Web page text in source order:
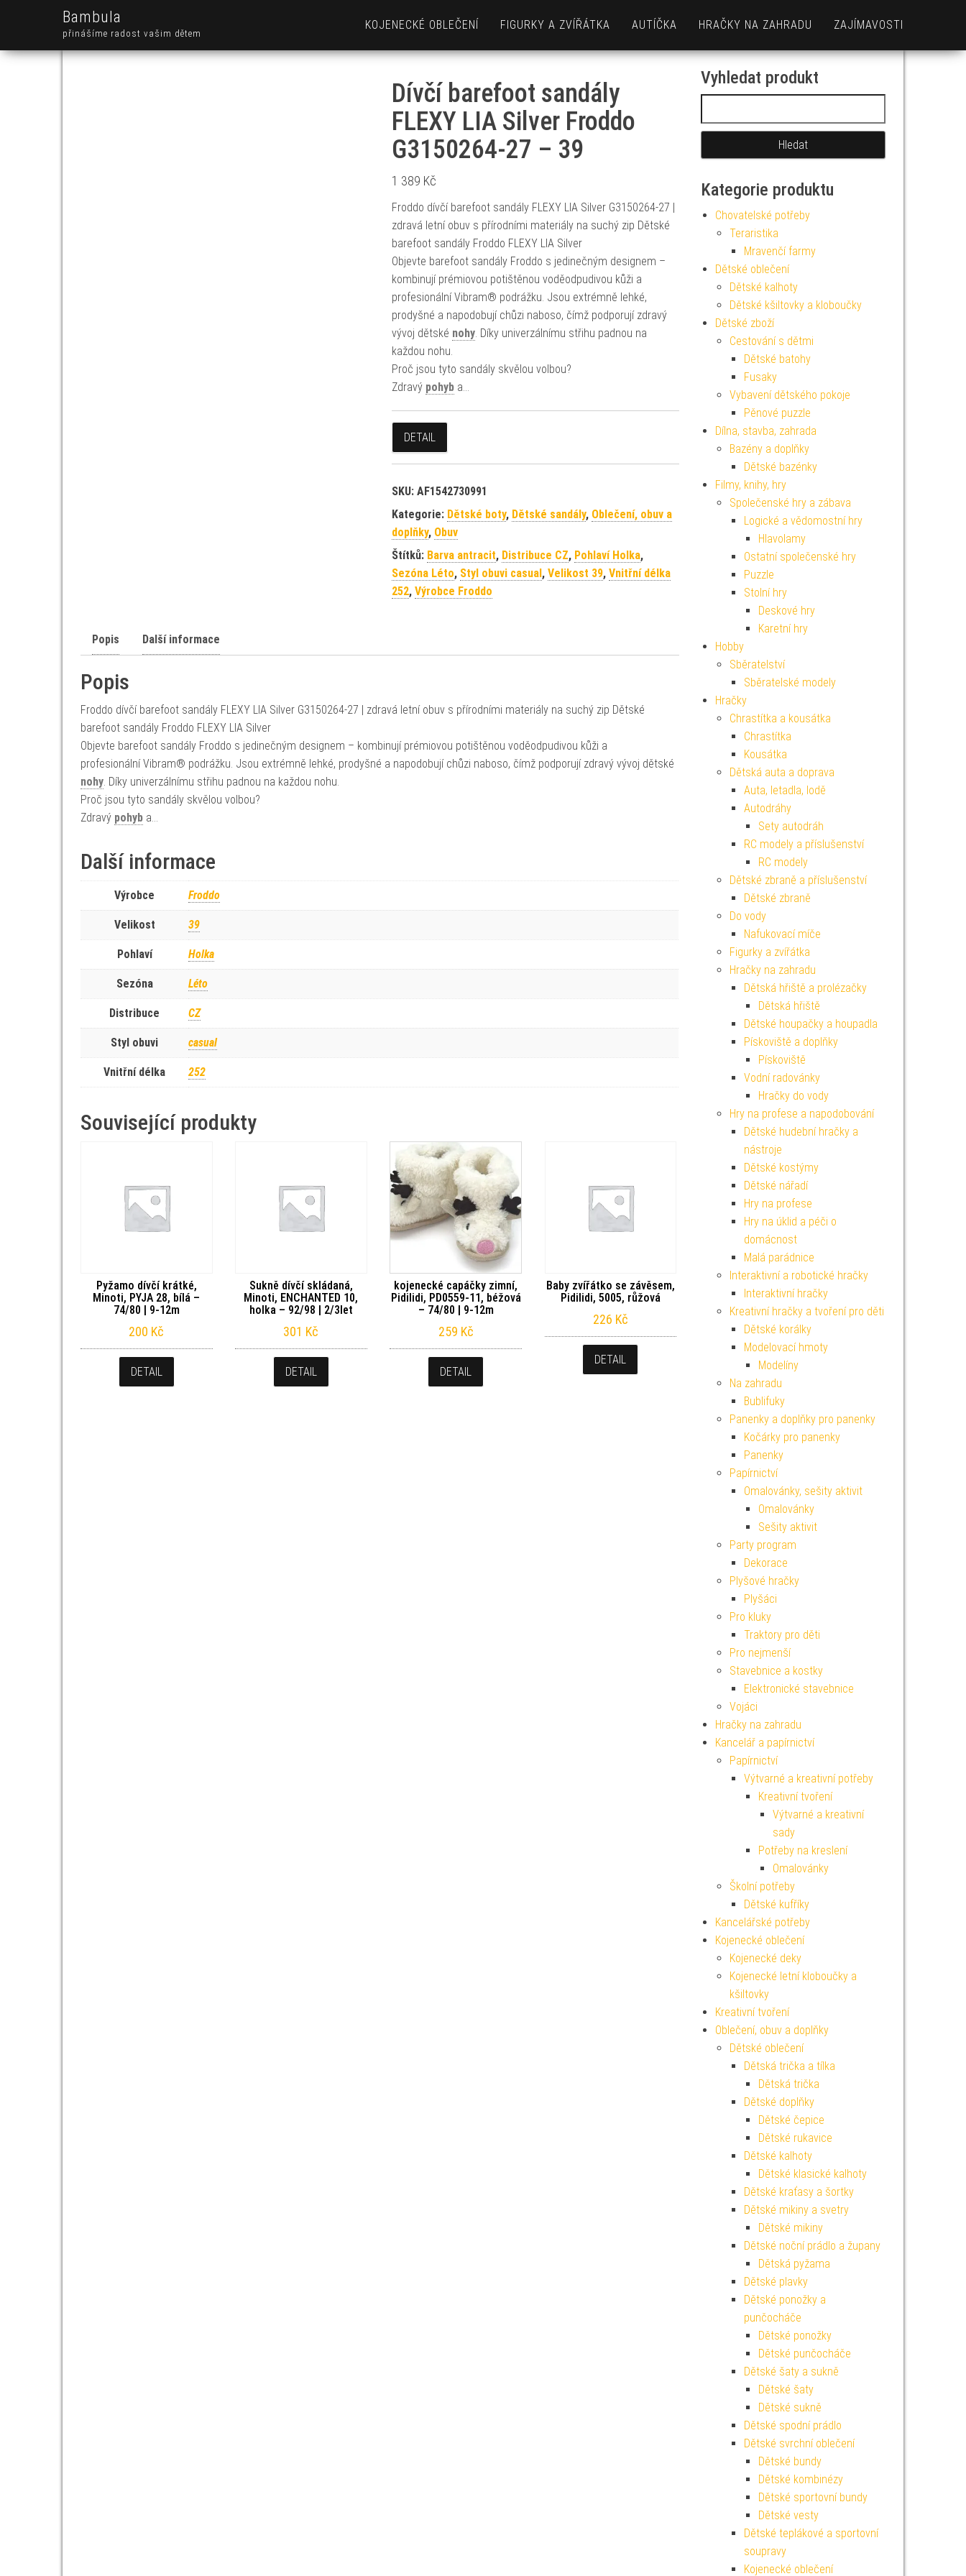
Bambula
přinášíme radost vašim dětem
KOJENECKÉ OBLEČENÍ FIGURKY A ZVÍŘÁTKA AUTÍČKA HRAČKY NA ZAHRADU ZAJÍMAVOSTI
Dívčí barefoot sandály
FLEXY LIA Silver Froddo
G3150264-27 – 39
1 389 Kč
Froddo dívčí barefoot sandály FLEXY LIA Silver G3150264-27 |
zdravá letní obuv s přírodními materiály na suchý zip Dětské
barefoot sandály Froddo FLEXY LIA Silver
Objevte barefoot sandály Froddo s jedinečným designem –
kombinují prémiovou potištěnou voděodpudivou kůži a
profesionální Vibram® podrážku. Jsou extrémně lehké,
prodyšné a napodobují chůzi naboso, čímž podporují zdravý
vývoj dětské nohy. Díky univerzálnímu střihu padnou na
každou nohu.
Proč jsou tyto sandály skvělou volbou?
Zdravý pohyba…
DETAIL
SKU: AF1542730991
Kategorie: Dětské boty, Dětské sandály, Oblečení, obuv a
doplňky, Obuv
Štítků: Barva antracit, Distribuce CZ, Pohlaví Holka,
Sezóna Léto, Styl obuvi casual, Velikost 39, Vnitřní délka
252, Výrobce Froddo
Popis Další informace
Popis
Froddo dívčí barefoot sandály FLEXY LIA Silver G3150264-27 | zdravá letní obuv s přírodními materiály na suchý zip Dětské
barefoot sandály Froddo FLEXY LIA Silver
Objevte barefoot sandály Froddo s jedinečným designem – kombinují prémiovou potištěnou voděodpudivou kůži a
profesionální Vibram® podrážku. Jsou extrémně lehké, prodyšné a napodobují chůzi naboso, čímž podporují zdravý vývoj dětské
nohy. Díky univerzálnímu střihu padnou na každou nohu.
Proč jsou tyto sandály skvělou volbou?
Zdravý pohyb a…
Další informace
Výrobce Froddo
Velikost 39
Pohlaví Holka
Sezóna Léto
Distribuce CZ
Styl obuvi casual
Vnitřní délka 252
Související produkty
Pyžamo dívčí krátké,
Minoti, PYJA 28, bílá –
74/80 | 9-12m
200 Kč
DETAIL
Sukně dívčí skládaná,
Minoti, ENCHANTED 10,
holka – 92/98 | 2/3let
301 Kč
DETAIL
kojenecké capáčky zimní,
Pidilidi, PD0559-11, béžová
– 74/80 | 9-12m
259 Kč
DETAIL
Baby zvířátko se závěsem,
Pidilidi, 5005, růžová
226 Kč
DETAIL
Vyhledat produkt
Kategorie produktu
Chovatelské potřeby
Teraristika
Mravenčí farmy
Dětské oblečení
Dětské kalhoty
Dětské kšiltovky a kloboučky
Dětské zboží
Cestování s dětmi
Dětské batohy
Fusaky
Vybavení dětského pokoje
Pěnové puzzle
Dílna, stavba, zahrada
Bazény a doplňky
Dětské bazénky
Filmy, knihy, hry
Společenské hry a zábava
Logické a vědomostní hry
Hlavolamy
Ostatní společenské hry
Puzzle
Stolní hry
Deskové hry
Karetní hry
Hobby
Sběratelství
Sběratelské modely
Hračky
Chrastítka a kousátka
Chrastítka
Kousátka
Dětská auta a doprava
Auta, letadla, lodě
Autodráhy
Sety autodráh
RC modely a příslušenství
RC modely
Dětské zbraně a příslušenství
Dětské zbraně
Do vody
Nafukovací míče
Figurky a zvířátka
Hračky na zahradu
Dětská hřiště a prolézačky
Dětská hřiště
Dětské houpačky a houpadla
Pískoviště a doplňky
Pískoviště
Vodní radovánky
Hračky do vody
Hry na profese a napodobování
Dětské hudební hračky a
nástroje
Dětské kostýmy
Dětské nářadí
Hry na profese
Hry na úklid a péči o
domácnost
Malá parádnice
Interaktivní a robotické hračky
Interaktivní hračky
Kreativní hračky a tvoření pro děti
Dětské korálky
Modelovací hmoty
Modelíny
Na zahradu
Bublifuky
Panenky a doplňky pro panenky
Kočárky pro panenky
Panenky
Papírnictví
Omalovánky, sešity aktivit
Omalovánky
Sešity aktivit
Party program
Dekorace
Plyšové hračky
Plyšáci
Pro kluky
Traktory pro děti
Pro nejmenší
Stavebnice a kostky
Elektronické stavebnice
Vojáci
Hračky na zahradu
Kancelář a papírnictví
Papírnictví
Výtvarné a kreativní potřeby
Kreativní tvoření
Výtvarné a kreativní
sady
Potřeby na kreslení
Omalovánky
Školní potřeby
Dětské kufříky
Kancelářské potřeby
Kojenecké oblečení
Kojenecké deky
Kojenecké letní kloboučky a
kšiltovky
Kreativní tvoření
Oblečení, obuv a doplňky
Dětské oblečení
Dětská trička a tílka
Dětská trička
Dětské doplňky
Dětské čepice
Dětské rukavice
Dětské kalhoty
Dětské klasické kalhoty
Dětské kraťasy a šortky
Dětské mikiny a svetry
Dětské mikiny
Dětské noční prádlo a župany
Dětská pyžama
Dětské plavky
Dětské ponožky a
punčocháče
Dětské ponožky
Dětské punčocháče
Dětské šaty a sukně
Dětské šaty
Dětské sukně
Dětské spodní prádlo
Dětské svrchní oblečení
Dětské bundy
Dětské kombinézy
Dětské sportovní bundy
Dětské vesty
Dětské teplákové a sportovní
soupravy
Kojenecké oblečení